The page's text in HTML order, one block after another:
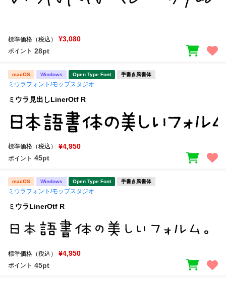
標準価格（税込） ¥3,080
ポイント 28pt
macOS Windows Open Type Font 手書き風書体
ミウラフォント/モップスタジオ
ミウラ見出しLinerOtf R
標準価格（税込） ¥4,950
ポイント 45pt
macOS Windows Open Type Font 手書き風書体
ミウラフォント/モップスタジオ
ミウラLinerOtf R
標準価格（税込） ¥4,950
ポイント 45pt